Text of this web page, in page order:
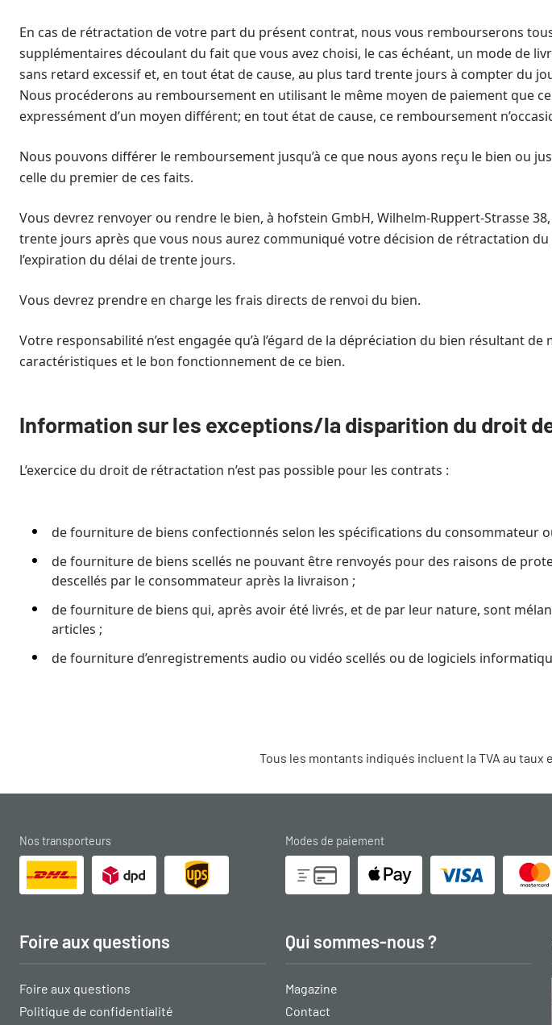
En cas de rétractation de votre part du présent contrat, nous vous rembourserons
supplémentaires découlant du fait que vous avez choisi, le cas échéant, un mode de
sans retard excessif et, en tout état de cause, au plus tard trente jours à compter du
Nous procéderons au remboursement en utilisant le même moyen de paiement que
expressément d’un moyen différent; en tout état de cause, ce remboursement
Nous pouvons différer le remboursement jusqu’à ce que nous ayons reçu le bien ou
celle du premier de ces faits.
Vous devrez renvoyer ou rendre le bien, à hofstein GmbH, Wilhelm-Ruppert-Strasse
trente jours après que vous nous aurez communiqué votre décision de rétractation
l’expiration du délai de trente jours.
Vous devrez prendre en charge les frais directs de renvoi du bien.
Votre responsabilité n’est engagée qu’à l’égard de la dépréciation du bien résultant
caractéristiques et le bon fonctionnement de ce bien.
Information sur les exceptions/la disparition du droit
L’exercice du droit de rétractation n’est pas possible pour les contrats :
de fourniture de biens confectionnés selon les spécifications du consommateur
de fourniture de biens scellés ne pouvant être renvoyés pour des raisons de
descellés par le consommateur après la livraison ;
de fourniture de biens qui, après avoir été livrés, et de par leur nature, sont
articles ;
de fourniture d’enregistrements audio ou vidéo scellés ou de logiciels
Tous les montants indiqués incluent la TVA au taux
Nos transporteurs Modes de paiement
Foire aux questions
Foire aux questions
Politique de confidentialité
Qui sommes-nous ?
Magazine
Contact